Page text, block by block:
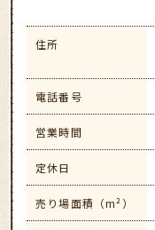
住所
電話番号
営業時間
定休日
売り場面積（m²）